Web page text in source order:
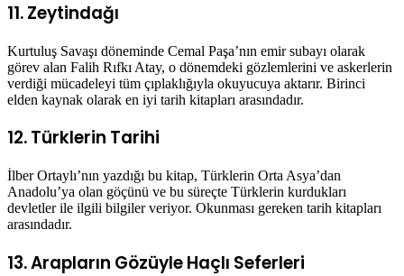
11. Zeytindağı
Kurtuluş Savaşı döneminde Cemal Paşa’nın emir subayı olarak
görev alan Falih Rıfkı Atay, o dönemdeki gözlemlerini ve askerlerin
verdiği mücadeleyi tüm çıplaklığıyla okuyucuya aktarır. Birinci
elden kaynak olarak en iyi tarih kitapları arasındadır.
12. Türklerin Tarihi
İlber Ortaylı’nın yazdığı bu kitap, Türklerin Orta Asya’dan
Anadolu’ya olan göçünü ve bu süreçte Türklerin kurdukları
devletler ile ilgili bilgiler veriyor. Okunması gereken tarih kitapları
arasındadır.
13. Arapların Gözüyle Haçlı Seferleri